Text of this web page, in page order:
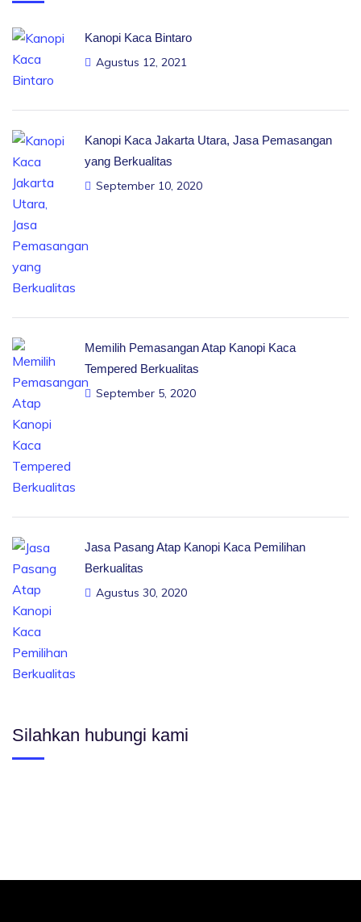
Kanopi Kaca Bintaro
Agustus 12, 2021
Kanopi Kaca Jakarta Utara, Jasa Pemasangan
yang Berkualitas
September 10, 2020
Memilih Pemasangan Atap Kanopi Kaca
Tempered Berkualitas
September 5, 2020
Jasa Pasang Atap Kanopi Kaca Pemilihan
Berkualitas
Agustus 30, 2020
Silahkan hubungi kami